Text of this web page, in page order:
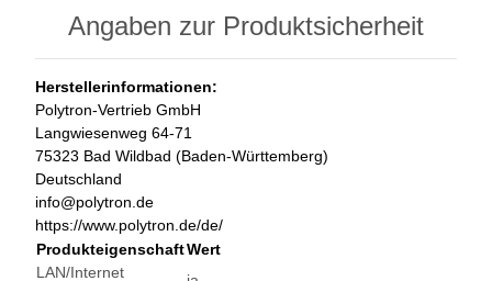
Angaben zur Produktsicherheit
Herstellerinformationen:
Polytron-Vertrieb GmbH
Langwiesenweg 64-71
75323 Bad Wildbad (Baden-Württemberg)
Deutschland
info@polytron.de
https://www.polytron.de/de/
ProdukteigenschaftWert
LAN/Internet